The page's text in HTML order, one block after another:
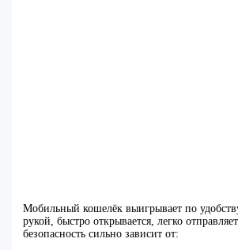
Мобильный кошелёк выигрывает по
рукой, быстро открывается, легко
безопасность сильно зависит от: